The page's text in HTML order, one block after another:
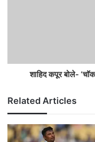
शाहिद कपूर बोले-
Related Articles